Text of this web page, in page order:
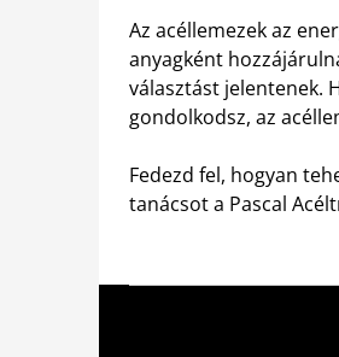
Az acéllemezek az
anyagként
választást jelentenek.
gondolkodsz, az
Fedezd fel, hogyan
tanácsot a Pascal